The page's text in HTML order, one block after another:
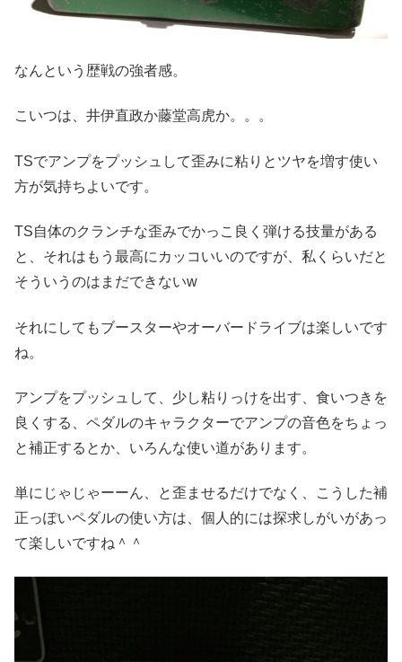
なんという歴戦の強者感。
こいつは、井伊直政か藤堂高虎か。。。
TSでアンプをプッシュして歪みに粘りとツヤを増す使い
方が気持ちよいです。
TS自体のクランチな歪みでかっこ良く弾ける技量がある
と、それはもう最高にカッコいいのですが、私くらいだと
そういうのはまだできないw
それにしてもブースターやオーバードライブは楽しいです
ね。
アンプをプッシュして、少し粘りっけを出す、食いつきを
良くする、ペダルのキャラクターでアンプの音色をちょっ
と補正するとか、いろんな使い道があります。
単にじゃじゃーーん、と歪ませるだけでなく、こうした補
正っぽいペダルの使い方は、個人的には探求しがいがあっ
て楽しいですね＾＾